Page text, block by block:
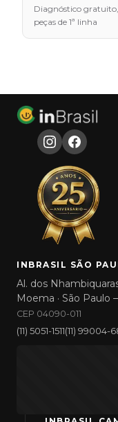
Diagnóstico gratuito,
peças de 1ª linha
INBRASIL SÃO
Al. dos
Moema · São Paulo
CEP 04090-011
(11) 5051-1511(11) 99004-